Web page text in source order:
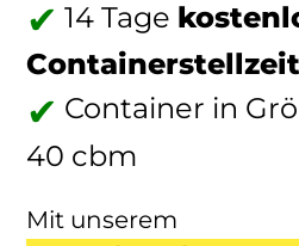
14 Tage
Containerstellzeit
Container in
40 cbm
Mit unserem